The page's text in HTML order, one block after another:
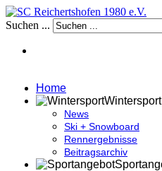
Suchen ...
Home
Wintersport
News
Ski + Snowboard
Rennergebnisse
Beitragsarchiv